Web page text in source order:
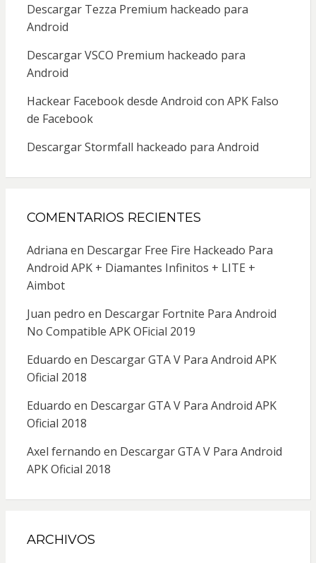
Descargar Tezza Premium hackeado para
Android
Descargar VSCO Premium hackeado para
Android
Hackear Facebook desde Android con APK Falso
de Facebook
Descargar Stormfall hackeado para Android
COMENTARIOS RECIENTES
Adriana en Descargar Free Fire Hackeado Para
Android APK + Diamantes Infinitos + LITE +
Aimbot
Juan pedro en Descargar Fortnite Para Android
No Compatible APK OFicial 2019
Eduardo en Descargar GTA V Para Android APK
Oficial 2018
Eduardo en Descargar GTA V Para Android APK
Oficial 2018
Axel fernando en Descargar GTA V Para Android
APK Oficial 2018
ARCHIVOS